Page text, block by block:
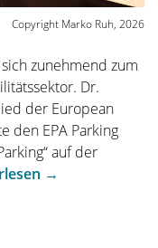
Copyright Marko Ruh, 2026
zunehmend zum
Dr.
der European
den EPA Parking
auf der
„KI
→